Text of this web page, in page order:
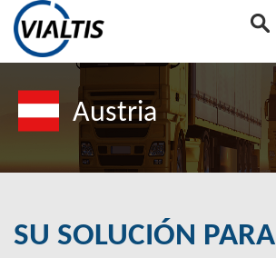
Austria
SU SOLUCIÓN PARA